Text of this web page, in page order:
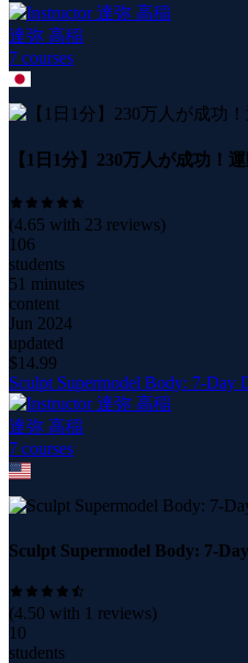
達弥 高稲
7 courses
【1日1分】230万人が成功！
(4.65 with 23 reviews)
106
students
51 minutes
content
Jun 2024
updated
$14.99
Sculpt Supermodel Body: 7-Day
達弥 高稲
7 courses
Sculpt Supermodel Body: 7-
(4.50 with 1 reviews)
10
students